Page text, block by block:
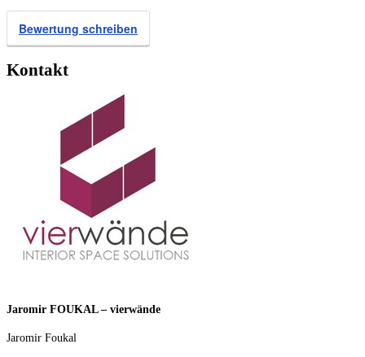
Bewertung schreiben
Kontakt
Jaromir FOUKAL – vierwände
Jaromir Foukal